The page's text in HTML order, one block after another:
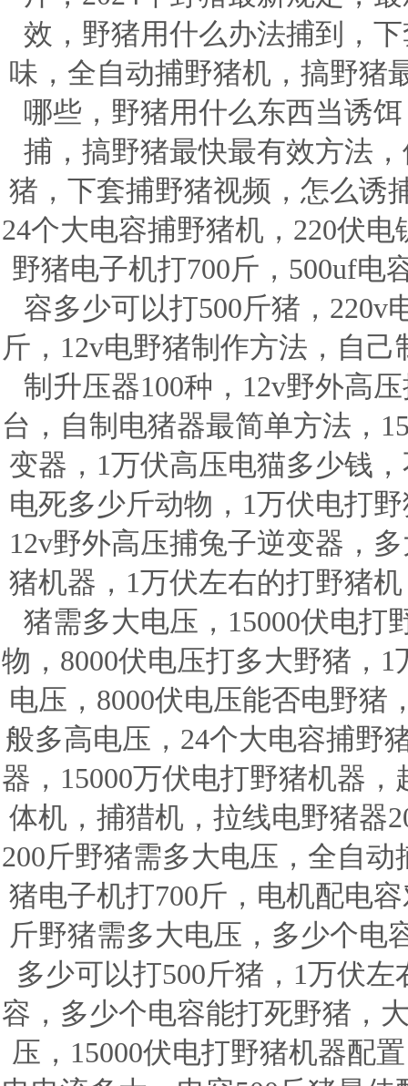
效，野猪用什么办法捕到，
味，全自动捕野猪机，搞野猪
哪些，野猪用什么东西当诱
捕，搞野猪最快最有效方法
猪，下套捕野猪视频，怎么诱
24个大电容捕野猪机，220伏
野猪电子机打700斤，500uf电
容多少可以打500斤猪，220v
斤，12v电野猪制作方法，自
制升压器100种，12v野外高
台，自制电猪器最简单方法，
变器，1万伏高压电猫多少钱
电死多少斤动物，1万伏电打
12v野外高压捕兔子逆变器，
猪机器，1万伏左右的打野猪
猪需多大电压，15000伏电打
物，8000伏电压打多大野猪，
电压，8000伏电压能否电野猪
般多高电压，24个大电容捕野
器，15000万伏电打野猪机器
体机，捕猎机，拉线电野猪器
200斤野猪需多大电压，全自
猪电子机打700斤，电机配电
斤野猪需多大电压，多少个电
多少可以打500斤猪，1万伏
容，多少个电容能打死野猪，
压，15000伏电打野猪机器配